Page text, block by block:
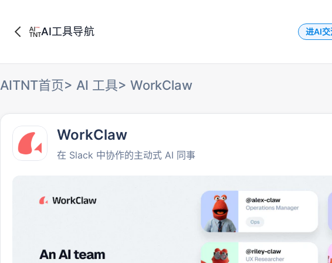
AI工具导航 进AI交
AITNT首页> AI 工具> WorkClaw
WorkClaw
在 Slack 中协作的主动式 AI 同事